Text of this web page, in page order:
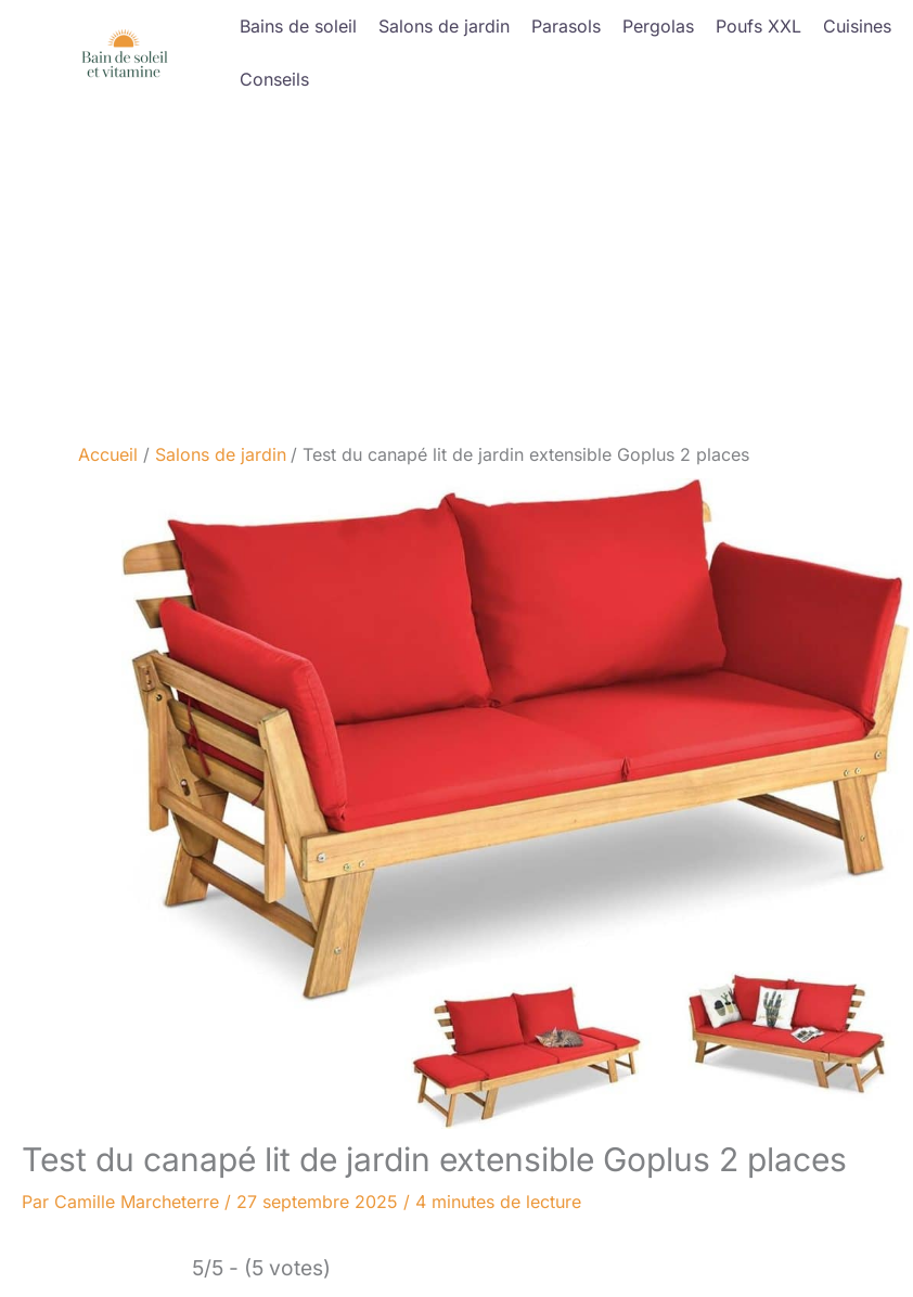
Bains de soleil Salons de jardin Parasols Pergolas Poufs XXL Cuisines
Conseils
Accueil Salons de jardin Test du canapé lit de jardin extensible Goplus 2 places
Test du canapé lit de jardin extensible Goplus 2 places
Par Camille Marcheterre / 27 septembre 2025 / 4 minutes de lecture
5/5 - (5 votes)